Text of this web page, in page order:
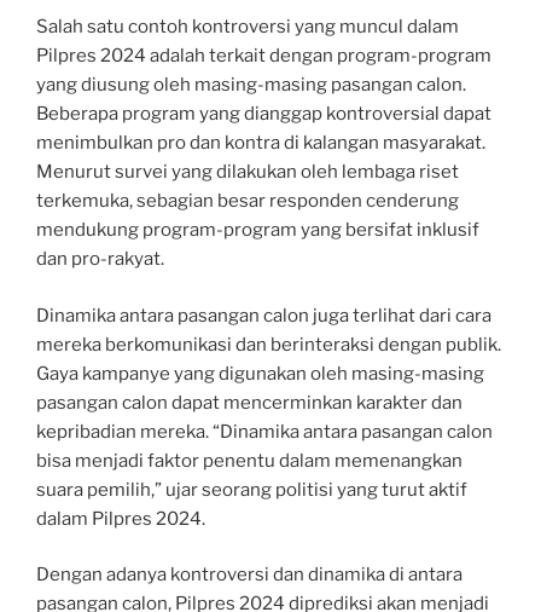
Salah satu contoh kontroversi yang muncul dalam
Pilpres 2024 adalah terkait dengan program-program
yang diusung oleh masing-masing pasangan calon.
Beberapa program yang dianggap kontroversial dapat
menimbulkan pro dan kontra di kalangan masyarakat.
Menurut survei yang dilakukan oleh lembaga riset
terkemuka, sebagian besar responden cenderung
mendukung program-program yang bersifat inklusif
dan pro-rakyat.
Dinamika antara pasangan calon juga terlihat dari cara
mereka berkomunikasi dan berinteraksi dengan publik.
Gaya kampanye yang digunakan oleh masing-masing
pasangan calon dapat mencerminkan karakter dan
kepribadian mereka. “Dinamika antara pasangan calon
bisa menjadi faktor penentu dalam memenangkan
suara pemilih,” ujar seorang politisi yang turut aktif
dalam Pilpres 2024.
Dengan adanya kontroversi dan dinamika di antara
pasangan calon, Pilpres 2024 diprediksi akan menjadi